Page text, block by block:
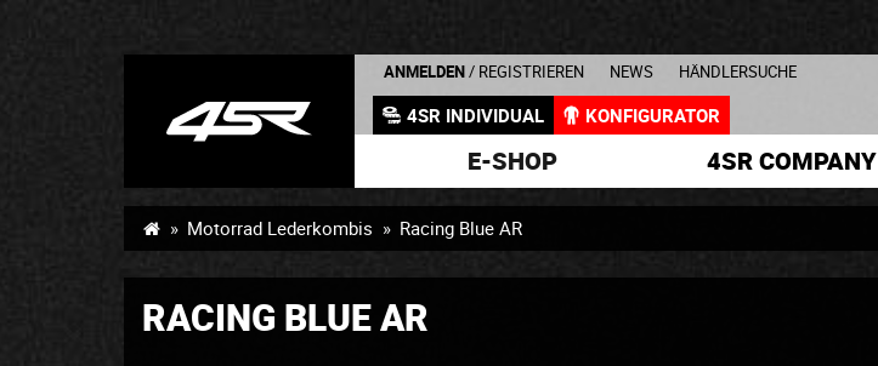
ANMELDEN / REGISTRIEREN NEWS HÄNDLERSUCHE
4SR INDIVIDUAL KONFIGURATOR
E-SHOP 4SR COMPANY
Motorrad Lederkombis Racing Blue AR
RACING BLUE AR